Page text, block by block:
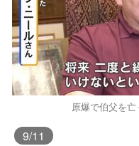
原爆で伯父を
9/11